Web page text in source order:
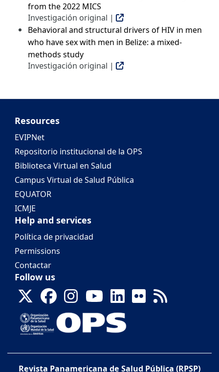
from the 2022 MICS
Investigación original |
Behavioral and structural drivers of HIV in men
who have sex with men in Belize: a mixed-
methods study
Investigación original |
Resources
EVIPNet
Repositorio institucional de la OPS
Biblioteca Virtual en Salud
Campus Virtual de Salud Pública
EQUATOR
ICMJE
Help and services
Política de privacidad
Permissions
Contactar
Follow us
Revista Panamericana de Salud Pública (RPSP)